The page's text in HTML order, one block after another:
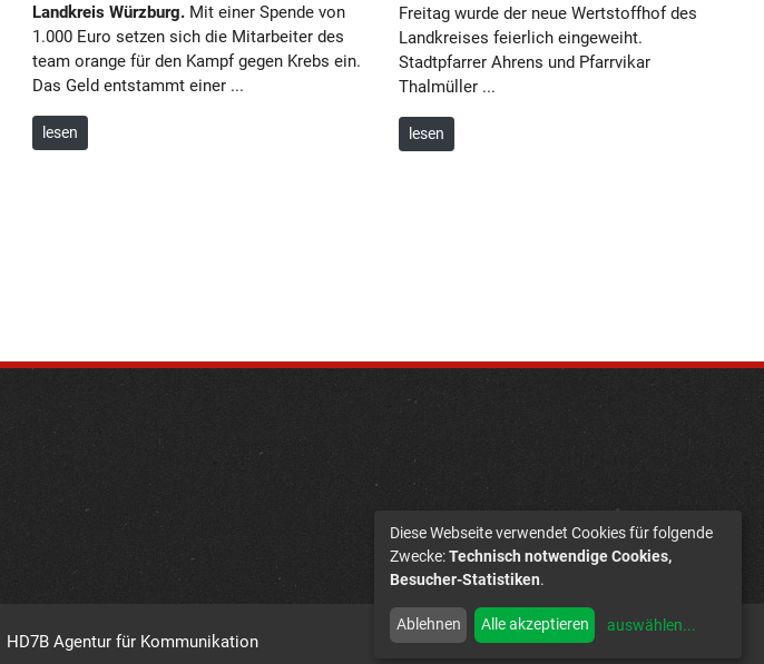
Landkreis Würzburg. Mit einer Spende von
1.000 Euro setzen sich die Mitarbeiter des
team orange für den Kampf gegen Krebs ein.
Das Geld entstammt einer ...
lesen
Freitag wurde der neue Wertstoffhof des
Landkreises feierlich eingeweiht.
Stadtpfarrer Ahrens und Pfarrvikar
Thalmüller ...
lesen
HD7B Agentur für Kommunikation
Diese Webseite verwendet Cookies für folgende
Zwecke:Technisch notwendige Cookies,
Besucher-Statistiken.
Ablehnen Alle akzeptieren auswählen...